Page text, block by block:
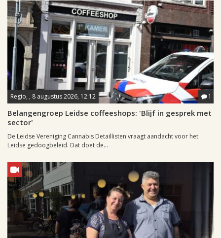
Regio, , 8 augustus 2026, 12:12 1
Belangengroep Leidse coffeeshops: 'Blijf in gesprek met
sector'
De Leidse Vereniging Cannabis Detaillisten vraagt aandacht voor het
Leidse gedoogbeleid. Dat doet de...